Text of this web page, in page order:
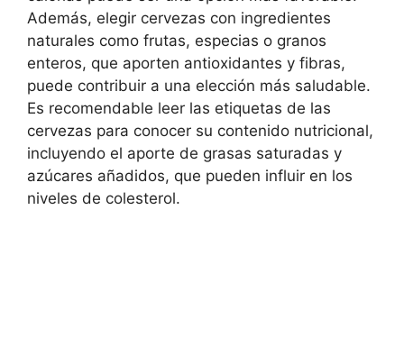
Además, elegir cervezas con ingredientes
naturales como frutas, especias o granos
enteros, que aporten antioxidantes y fibras,
puede contribuir a una elección más saludable.
Es recomendable leer las etiquetas de las
cervezas para conocer su contenido nutricional,
incluyendo el aporte de grasas saturadas y
azúcares añadidos, que pueden influir en los
niveles de colesterol.